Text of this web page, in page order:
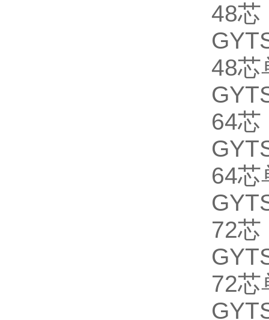
48芯
48芯
64芯
64芯
72芯
72芯